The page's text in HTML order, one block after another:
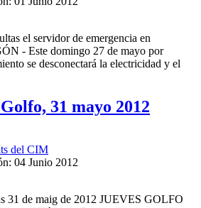
el servidor de emergencia en
- Este domingo 27 de mayo por
se desconectará la electricidad y el
31 mayo 2012
del CIM
04 Junio 2012
31 de maig de 2012 JUEVES GOLFO